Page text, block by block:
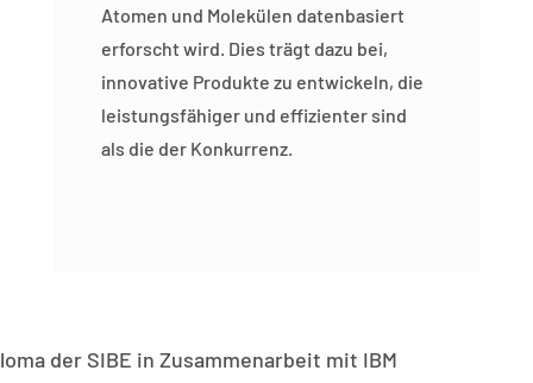
Atomen und Molekülen datenbasiert
erforscht wird. Dies trägt dazu bei,
innovative Produkte zu entwickeln, die
leistungsfähiger und effizienter sind
als die der Konkurrenz.
der SIBE in Zusammenarbeit mit IBM